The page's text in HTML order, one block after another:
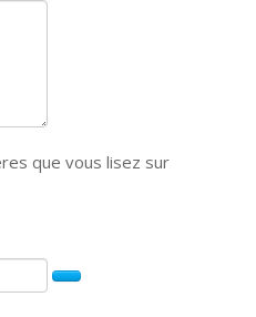
que vous lisez sur